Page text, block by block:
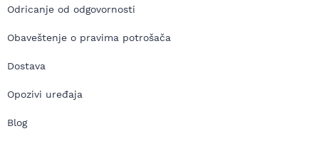
Odricanje od odgovornosti
Obaveštenje o pravima potrošača
Dostava
Opozivi uređaja
Blog